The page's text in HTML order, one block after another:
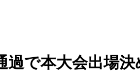
過で本大会出場決